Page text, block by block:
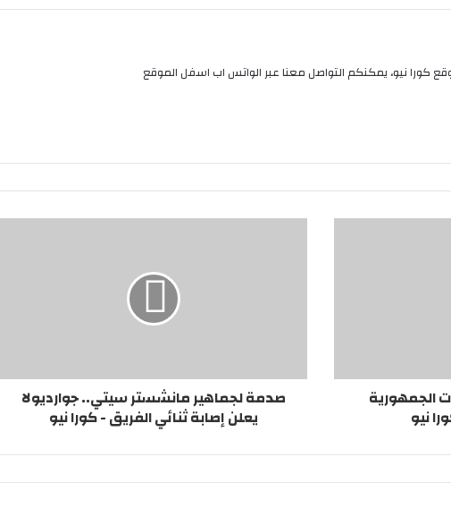
كورا نيو، يمكنكم التواصل معنا عبر الواتس اب اسفل الموقع
الجمهورية
نيو
صدمة لجماهير مانشستر سيتي.. جوارديولا
يعلن إصابة ثنائي الفريق - كورا نيو